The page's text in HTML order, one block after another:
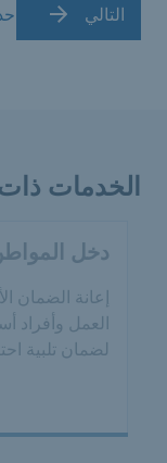
التالي
الخدمات
دخل
إعانة الضمان
العمل وأفراد
لضمان تلبية